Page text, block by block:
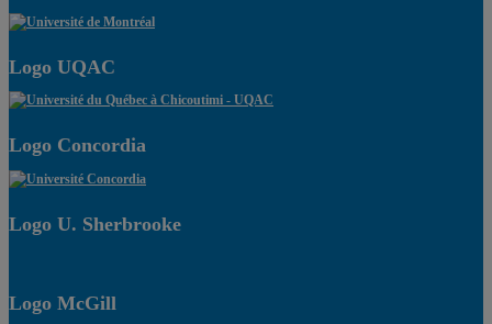
Logo UQAC
Logo Concordia
Logo U. Sherbrooke
Logo McGill